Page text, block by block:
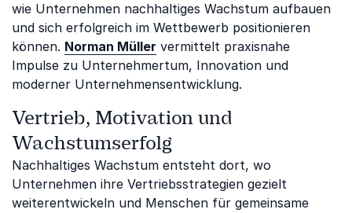
wie Unternehmen nachhaltiges Wachstum aufbauen
und sich erfolgreich im Wettbewerb positionieren
können. Norman Müller vermittelt praxisnahe
Impulse zu Unternehmertum, Innovation und
moderner Unternehmensentwicklung.
Vertrieb, Motivation und
Wachstumserfolg
Nachhaltiges Wachstum entsteht dort, wo
Unternehmen ihre Vertriebsstrategien gezielt
weiterentwickeln und Menschen für gemeinsame